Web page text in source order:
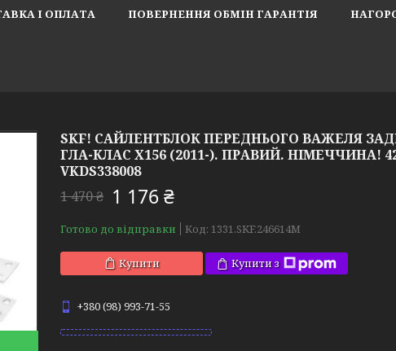
І ОПЛАТА ПОВЕРНЕННЯ ОБМІН ГАРАНТІЯ
SKF! САЙЛЕНТБЛОК ПЕРЕДНЬОГО ВАЖЕЛЯ
ГЛА-КЛАС Х156 (2011-). ПРАВИЙ. НІМЕЧЧИНА!
VKDS338008
1 470 ₴ 1 176 ₴
Готово до відправки Код: 1331.SKF.246614M
Купити Купити з
+380 (98) 993-71-55